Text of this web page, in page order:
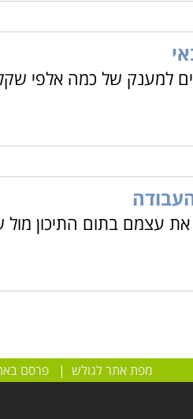
זוכים למענק של כמה
את עצמם בתום התיכון
מפת אתר לגולש |פרסם